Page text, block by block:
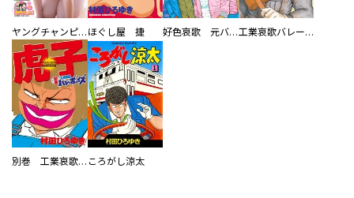
ヤングチャンピオン ほぐし屋 捷 好色哀歌 元バレーボーイズ 工業哀歌バレーボーイズ
別巻 工業哀歌バレーボーイズ 虎子 ころがし涼太